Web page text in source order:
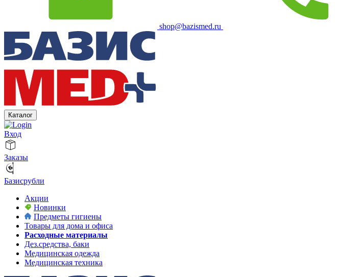
shop@bazismed.ru
Каталог
Вход
Заказы
Базисрубли
Акции
Новинки
Предметы гигиены
Товары для дома и офиса
Расходные материалы
Дез.средства, баки
Медицинская одежда
Медицинская техника